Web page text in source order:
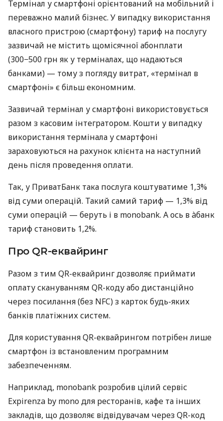
Термінал у смартфоні орієнтований на мобільний і
переважно малий бізнес. У випадку використання
власного пристрою (смартфону) тариф на послугу
зазвичай не містить щомісячної абонплати
(300−500 грн як у терміналах, що надаються
банками) — тому з погляду витрат, «термінал в
смартфоні» є більш економним.
Зазвичай термінал у смартфоні використовується
разом з касовим інтегратором. Кошти у випадку
використання термінала у смартфоні
зараховуються на рахунок клієнта на наступний
день після проведення оплати.
Так, у ПриватБанк така послуга коштуватиме 1,3%
від суми операцій. Такий самий тариф — 1,3% від
суми операцій — беруть і в monobank. А ось в àбанк
тариф становить 1,2%.
Про QR-еквайринг
Разом з тим QR-еквайринг дозволяє приймати
оплату скануванням QR-коду або дистанційно
через посилання (без NFC) з карток будь-яких
банків платіжних систем.
Для користування QR-еквайрингом потрібен лише
смартфон із встановленим програмним
забезпеченням.
Наприклад, monobank розробив цілий сервіс
Expirenza by mono для ресторанів, кафе та інших
закладів, що дозволяє відвідувачам через QR-код